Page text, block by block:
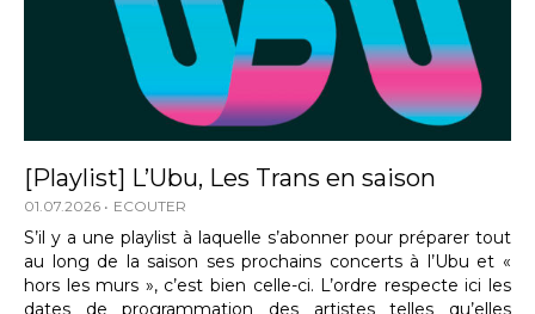
[Playlist] L’Ubu, Les Trans en saison
01.07.2026 ECOUTER
S’il y a une playlist à laquelle s’abonner pour préparer tout
au long de la saison ses prochains concerts à l’Ubu et «
hors les murs », c’est bien celle-ci. L’ordre respecte ici les
dates de programmation des artistes telles qu’elles